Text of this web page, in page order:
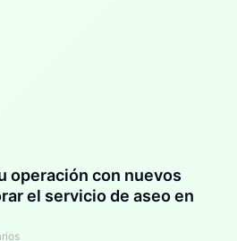
operación con nuevos
el servicio de aseo en